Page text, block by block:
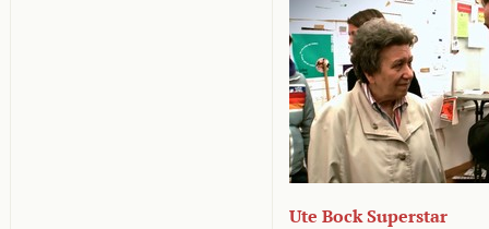
Ute Bock Superstar